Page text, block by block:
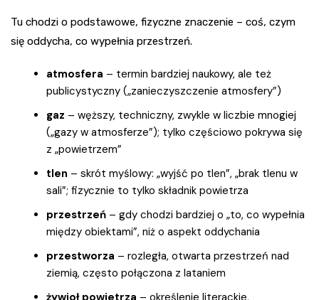
Tu chodzi o podstawowe, fizyczne znaczenie – coś, czym
się oddycha, co wypełnia przestrzeń.
atmosfera – termin bardziej naukowy, ale też
publicystyczny („zanieczyszczenie atmosfery”)
gaz – węższy, techniczny, zwykle w liczbie mnogiej
(„gazy w atmosferze”); tylko częściowo pokrywa się
z „powietrzem”
tlen – skrót myślowy: „wyjść po tlen”, „brak tlenu w
sali”; fizycznie to tylko składnik powietrza
przestrzeń – gdy chodzi bardziej o „to, co wypełnia
między obiektami”, niż o aspekt oddychania
przestworza – rozległa, otwarta przestrzeń nad
ziemią, często połączona z lataniem